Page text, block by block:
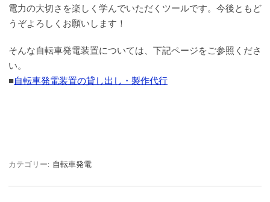
電力の大切さを楽しく学んでいただくツールです。今後ともど
うぞよろしくお願いします！
そんな自転車発電装置については、下記ページをご参照くださ
い。
■自転車発電装置の貸し出し・製作代行
カテゴリー: 自転車発電